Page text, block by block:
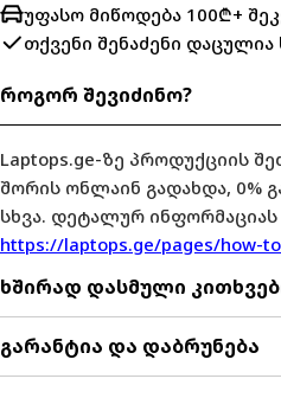
უფასო მიწოდება 100₾+
თქვენი შენაძენი დაცულია
როგორ შევიძინო?
Laptops.ge-ზე პროდუქციის
შორის ონლაინ გადახდა, 0%
სხვა. დეტალურ ინფორმაციას
https://laptops.ge/pages/how-
ხშირად დასმული
გარანტია და დაბრუნება